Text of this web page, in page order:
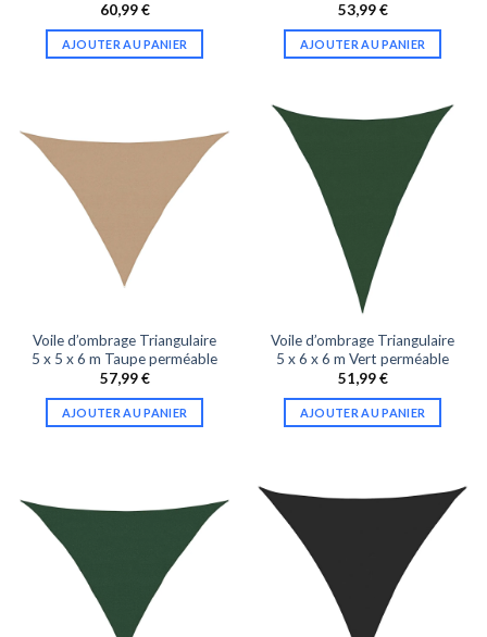
60,99€
AJOUTER AU PANIER
53,99€
AJOUTER AU PANIER
Voile d’ombrage Triangulaire
5 x 5 x 6 m Taupe perméable
57,99€
AJOUTER AU PANIER
Voile d’ombrage Triangulaire
5 x 6 x 6 m Vert perméable
51,99€
AJOUTER AU PANIER